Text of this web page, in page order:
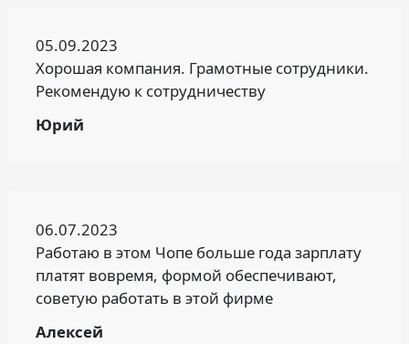
05.09.2023
Хорошая компания. Грамотные сотрудники.
Рекомендую к сотрудничеству
Юрий
06.07.2023
Работаю в этом Чопе больше года зарплату
платят вовремя, формой обеспечивают,
советую работать в этой фирме
Алексей